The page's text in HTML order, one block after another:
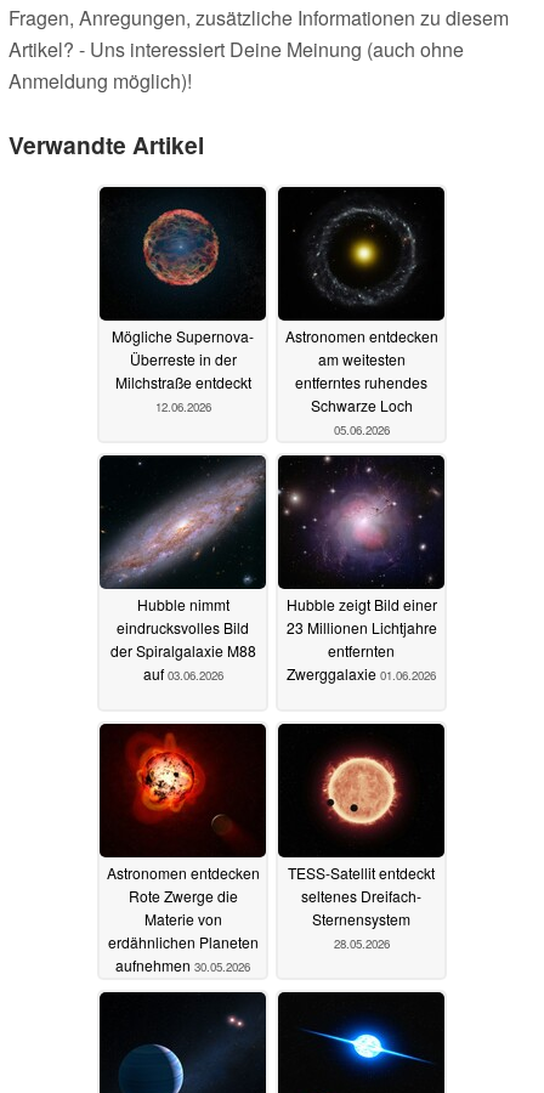
Fragen, Anregungen, zusätzliche Informationen zu diesem
Artikel? - Uns interessiert Deine Meinung (auch ohne
Anmeldung möglich)!
Verwandte Artikel
Mögliche Supernova-
Überreste in der
Milchstraße entdeckt
12.06.2026
Astronomen entdecken
am weitesten
entferntes ruhendes
Schwarze Loch
05.06.2026
Hubble nimmt
eindrucksvolles Bild
der Spiralgalaxie M88
auf 03.06.2026
Hubble zeigt Bild einer
23 Millionen Lichtjahre
entfernten
Zwerggalaxie 01.06.2026
Astronomen entdecken
Rote Zwerge die
Materie von
erdähnlichen Planeten
aufnehmen 30.05.2026
TESS-Satellit entdeckt
seltenes Dreifach-
Sternensystem
28.05.2026